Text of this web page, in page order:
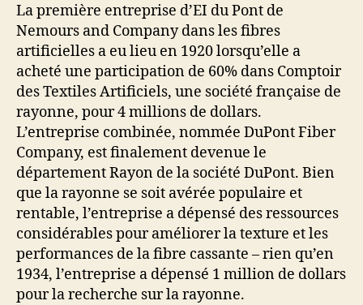
La première entreprise d’EI du Pont de
Nemours and Company dans les fibres
artificielles a eu lieu en 1920 lorsqu’elle a
acheté une participation de 60% dans Comptoir
des Textiles Artificiels, une société française de
rayonne, pour 4 millions de dollars.
L’entreprise combinée, nommée DuPont Fiber
Company, est finalement devenue le
département Rayon de la société DuPont. Bien
que la rayonne se soit avérée populaire et
rentable, l’entreprise a dépensé des ressources
considérables pour améliorer la texture et les
performances de la fibre cassante – rien qu’en
1934, l’entreprise a dépensé 1 million de dollars
pour la recherche sur la rayonne.